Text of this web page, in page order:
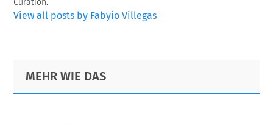
View all posts by Fabyio Villegas
Primary
Sidebar
Footer
MEHR WIE DAS